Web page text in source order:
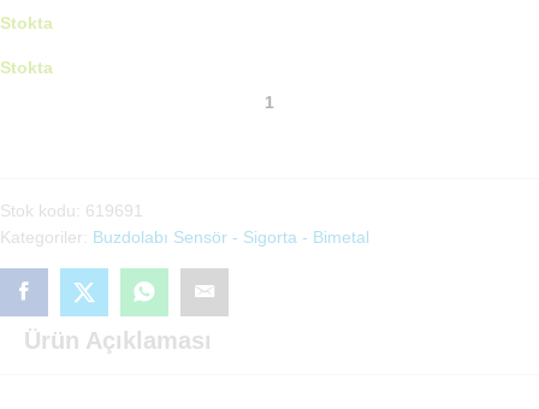
Stokta
Stokta
Stok kodu: 619691
Kategoriler: Buzdolabı Sensör - Sigorta - Bimetal
Ürün Açıklaması